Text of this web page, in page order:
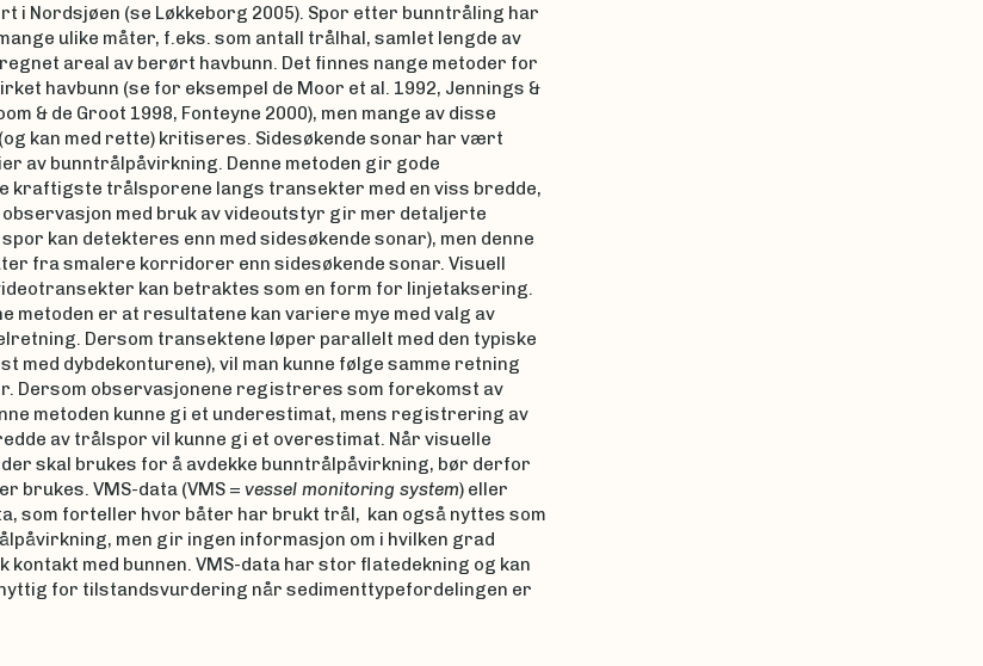
i Nordsjøen (se Løkkeborg 2005). Spor etter bunntråling har
ulike måter, f.eks. som antall trålhal, samlet lengde av
areal av berørt havbunn. Det finnes nange metoder for
havbunn (se for eksempel de Moor et al. 1992, Jennings &
& de Groot 1998, Fonteyne 2000), men mange av disse
kan med rette) kritiseres. Sidesøkende sonar har vært
av bunntrålpåvirkning. Denne metoden gir gode
kraftigste trålsporene langs transekter med en viss bredde,
observasjon med bruk av videoutstyr gir mer detaljerte
kan detekteres enn med sidesøkende sonar), men denne
fra smalere korridorer enn sidesøkende sonar. Visuell
kan betraktes som en form for linjetaksering.
metoden er at resultatene kan variere mye med valg av
Dersom transektene løper parallelt med den typiske
med dybdekonturene), vil man kunne følge samme retning
Dersom observasjonene registreres som forekomst av
metoden kunne gi et underestimat, mens registrering av
av trålspor vil kunne gi et overestimat. Når visuelle
skal brukes for å avdekke bunntrålpåvirkning, bør derfor
brukes. VMS-data (VMS = vessel monitoring system) eller
som forteller hvor båter har brukt trål, kan også nyttes som
men gir ingen informasjon om i hvilken grad
med bunnen. VMS-data har stor flatedekning og kan
for tilstandsvurdering når sedimenttypefordelingen er